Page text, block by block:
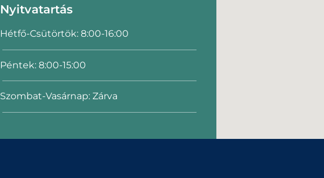
Nyitvatartás
Hétfő-Csütörtök: 8:00-16:00
Péntek: 8:00-15:00
Szombat-Vasárnap: Zárva